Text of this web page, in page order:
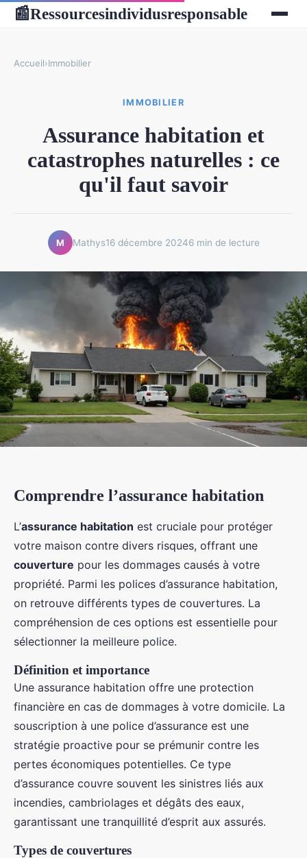
📰Ressourcesindividusresponsable
Accueil›Immobilier
IMMOBILIER
Assurance habitation et
catastrophes naturelles : ce
qu'il faut savoir
M Mathys16 décembre 20246 min de lecture
Comprendre l’assurance habitation
L’assurance habitation est cruciale pour protéger
votre maison contre divers risques, offrant une
couverture pour les dommages causés à votre
propriété. Parmi les polices d’assurance habitation,
on retrouve différents types de couvertures. La
compréhension de ces options est essentielle pour
sélectionner la meilleure police.
Définition et importance
Une assurance habitation offre une protection
financière en cas de dommages à votre domicile. La
souscription à une police d’assurance est une
stratégie proactive pour se prémunir contre les
pertes économiques potentielles. Ce type
d’assurance couvre souvent les sinistres liés aux
incendies, cambriolages et dégâts des eaux,
garantissant une tranquillité d’esprit aux assurés.
Types de couvertures